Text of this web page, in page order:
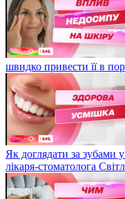
швидко привести її в
Як доглядати за зубами
лікаря-стоматолога